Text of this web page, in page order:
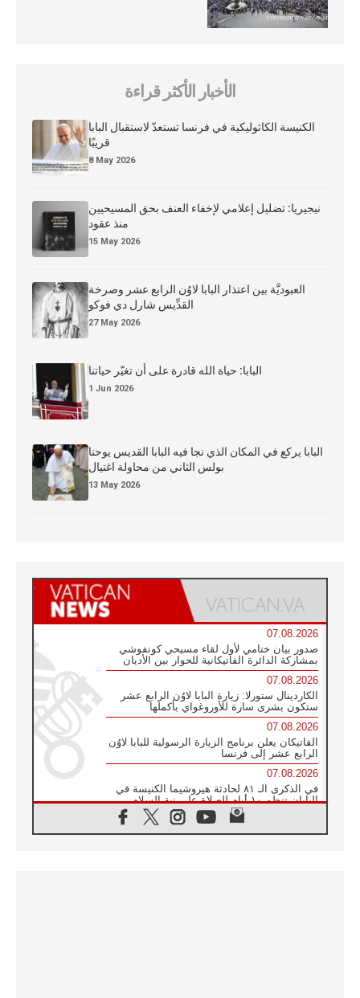
الأخبار الأكثر قراءة
الكنيسة الكاثوليكية في فرنسا تستعدّ لاستقبال البابا
قريبًا
8 May 2026
نيجيريا: تضليل إعلامي لإخفاء العنف بحق المسيحيين
منذ عقود
15 May 2026
العبوديَّة بين اعتذار البابا لاوُن الرابع عشر وصرخة
القدِّيس شارل دي فوكو
27 May 2026
البابا: حياة الله قادرة على أن تغيّر حياتنا
1 Jun 2026
البابا يركع في المكان الذي نجا فيه البابا القديس يوحنا
بولس الثاني من محاولة اغتيال
13 May 2026
07.08.2026
صدور بيان ختامي لأول لقاء مسيحي كونفوشي
بمشاركة الدائرة الفاتيكانية للحوار بين الأديان
07.08.2026
الكاردينال ستورلا: زيارة البابا لاوُن الرابع عشر
ستكون بشرى سارة للأوروغواي بأكملها
07.08.2026
الفاتيكان يعلن برنامج الزيارة الرسولية للبابا لاوُن
الرابع عشر إلى فرنسا
07.08.2026
في الذكرى الـ ٨١ لحادثة هيروشيما الكنيسة في
اليابان تنظم ١٠ أيام للصلاة على نية السلام
الكنيسة في الأوروغواي: زيارة البابا ستعزز